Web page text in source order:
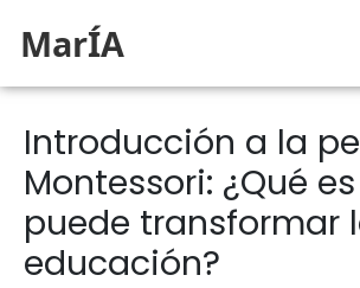
MarÍA
Introducción a la
Montessori: ¿Qué
puede transformar
educación?